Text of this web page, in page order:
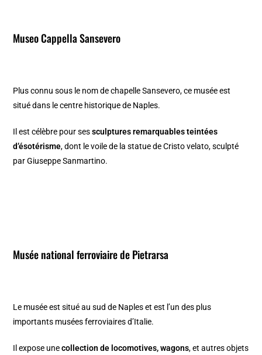
Museo Cappella Sansevero
Plus connu sous le nom de chapelle Sansevero, ce musée est
situé dans le centre historique de Naples.
Il est célèbre pour sessculptures remarquables teintées
d’ésotérisme, dont le voile de la statue de Cristo velato, sculpté
par Giuseppe Sanmartino.
Musée national ferroviaire de Pietrarsa
Le musée est situé au sud de Naples et est l’un des plus
importants musées ferroviaires d’Italie.
Il expose unecollection de locomotives, wagons, et autres objets